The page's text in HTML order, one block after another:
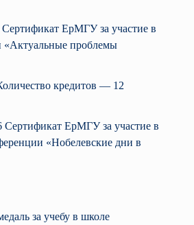
ЕрМГУ за участие в
«Актуальные проблемы
кредитов — 12
Сертификат ЕрМГУ за участие в
«Нобелевские дни в
за учебу в школе